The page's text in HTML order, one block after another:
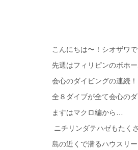
こんにちは〜！シオザワで
先週はフィリピンのボホ
会心のダイビングの連続！
全８ダイブが全て会心の
ますはマクロ編から…
ニチリンダテハゼもたく
島の近くで潜るハウスリ